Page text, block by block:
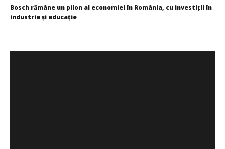
Bosch rămâne un pilon al economiei în România, cu investiții în
industrie și educație